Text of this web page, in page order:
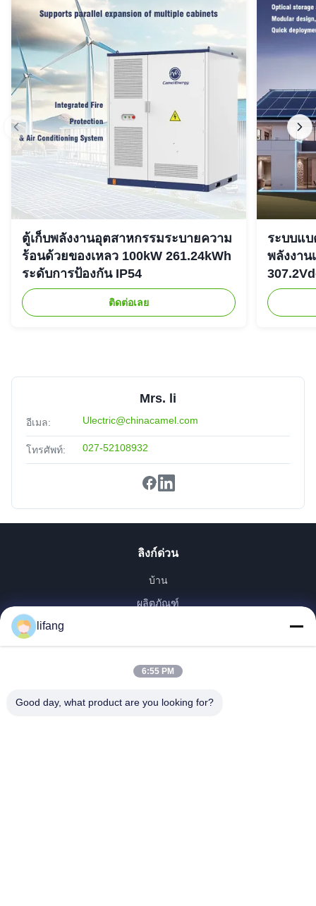
ตู้เก็บพลังงานอุตสาหกรรมระบายความ
ร้อนด้วยของเหลว 100kW 261.24kWh
ระดับการป้องกัน IP54
ติดต่อเลย
ระบบแบ
พลังงาน
Mrs. li
อีเมล: Ulectric@chinacamel.com
โทรศัพท์: 027-52108932
ลิงก์ด่วน
บ้าน
ผลิตภัณฑ์
ทัวร์โรงงาน
ควบคุมคุณภาพ
lifang
6:55 PM
Good day, what product are you looking for?